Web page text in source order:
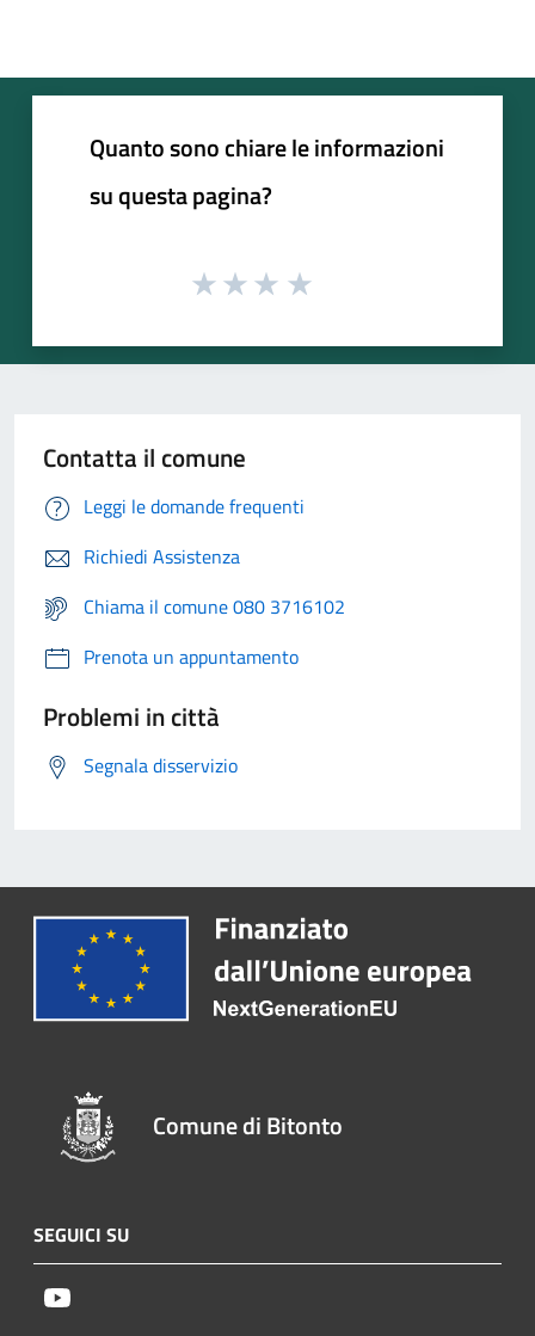
Quanto sono chiare le informazioni
su questa pagina?
Contatta il comune
Leggi le domande frequenti
Richiedi Assistenza
Chiama il comune 080 3716102
Prenota un appuntamento
Problemi in città
Segnala disservizio
Comune di Bitonto
SEGUICI SU